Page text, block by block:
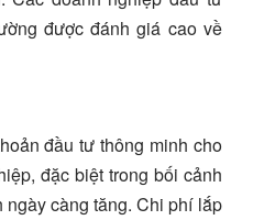
được đánh giá cao về
đầu tư thông minh cho
đặc biệt trong bối cảnh
càng tăng. Chi phí lắp